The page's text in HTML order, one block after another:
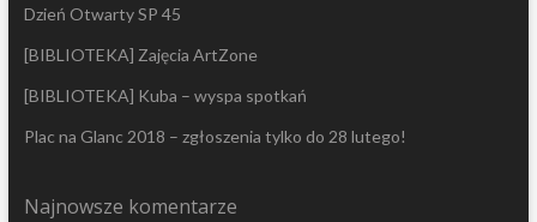
Dzień Otwarty SP 45
[BIBLIOTEKA] Zajęcia ArtZone
[BIBLIOTEKA] Kuba – wyspa spotkań
Plac na Glanc 2018 – zgłoszenia tylko do 28 lutego!
Najnowsze komentarze